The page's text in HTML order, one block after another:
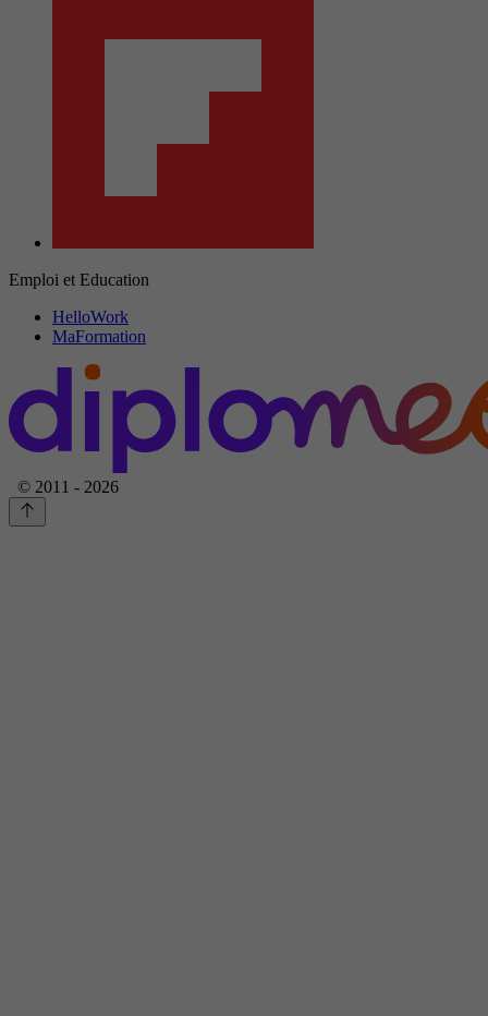
Emploi et Education
HelloWork
MaFormation
© 2011 - 2026